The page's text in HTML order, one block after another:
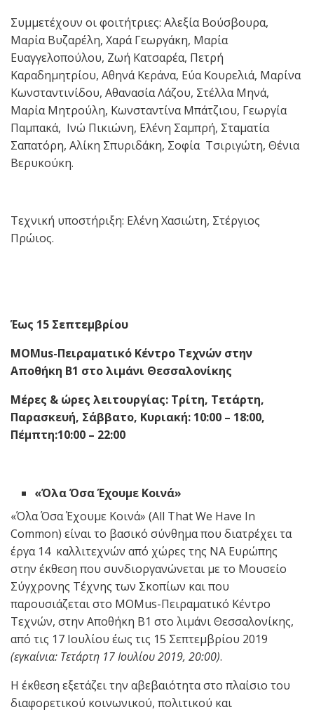
Συμμετέχουν οι φοιτήτριες: Αλεξία Βούσβουρα,
Μαρία Βυζαρέλη, Χαρά Γεωργάκη, Μαρία
Ευαγγελοπούλου, Ζωή Κατσαρέα, Πετρή
Καραδημητρίου, Αθηνά Κεράνα, Εύα Κουρελιά, Μαρίνα
Kωνσταντινίδου, Αθανασία Λάζου, Στέλλα Μηνά,
Μαρία Μητρούλη, Κωνσταντίνα Μπάτζιου, Γεωργία
Παμπακά, Ινώ Πικιώνη, Ελένη Σαμπρή, Σταματία
Σαπατόρη, Αλίκη Σπυριδάκη, Σοφία Τσιριγώτη, Θένια
Βερυκούκη.
Τεχνική υποστήριξη: Ελένη Χασιώτη, Στέργιος
Πρώιος.
Έως 15 Σεπτεμβρίου
MOMus-Πειραματικό Κέντρο Τεχνών στην
Αποθήκη Β1 στο λιμάνι Θεσσαλονίκης
Μέρες & ώρες λειτουργίας: Τρίτη, Τετάρτη,
Παρασκευή, Σάββατο, Κυριακή: 10:00 – 18:00,
Πέμπτη:10:00 – 22:00
«Όλα Όσα Έχουμε Κοινά»
«Όλα Όσα Έχουμε Κοινά» (All Τhat We Have In
Common) είναι το βασικό σύνθημα που διατρέχει τα
έργα 14 καλλιτεχνών από χώρες της ΝΑ Ευρώπης
στην έκθεση που συνδιοργανώνεται με το Μουσείο
Σύγχρονης Τέχνης των Σκοπίων και που
παρουσιάζεται στο MOMus-Πειραματικό Κέντρο
Τεχνών, στην Αποθήκη Β1 στο λιμάνι Θεσσαλονίκης,
από τις 17 Ιουλίου έως τις 15 Σεπτεμβρίου 2019
(εγκαίνια: Τετάρτη 17 Ιουλίου 2019, 20:00).
Η έκθεση εξετάζει την αβεβαιότητα στο πλαίσιο του
διαφορετικού κοινωνικού, πολιτικού και